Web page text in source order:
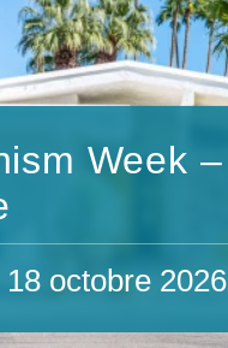
Week –
octobre 2026